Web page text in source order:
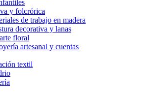
y folcrórica
de trabajo en madera
decorativa y lanas
floral
artesanal y cuentas
textil